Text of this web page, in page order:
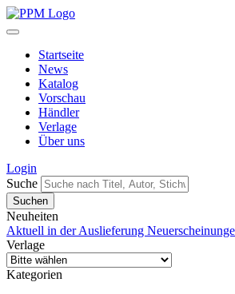
Startseite
News
Katalog
Vorschau
Händler
Verlage
Über uns
Login
Suche
Neuheiten
Aktuell in der Auslieferung
Verlage
Kategorien